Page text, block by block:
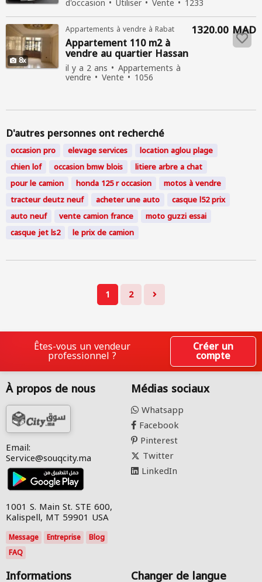
d'occasion Utiliser Vente 1233
personnes consultées
8
Appartements à vendre à Rabat
Appartement 110 m2 à
vendre au quartier Hassan
il y a 2 ans Appartements à
vendre Vente 1056
1320.00 MAD
D'autres personnes ont recherché
occasionpro elevage services
location aglou plage
chien lof
occasionbmw blois
litiere arbre a chat
pour le camion
honda 125 roccasion
motos à vendre
tracteur deutz neuf
acheter une auto
casque l52 prix
auto neuf
vente camion france
moto guzzi essai
casque jet ls2
le prix de camion
1 2
Êtes-vous un vendeur
professionnel ?
Créer un
compte
À propos de nous
Email:
Service@souqcity.ma
1001 S. Main St. STE 600,
Kalispell, MT 59901 USA
Message Entreprise
Blog
FAQ
Médias sociaux
Whatsapp
Facebook
Pinterest
Twitter
LinkedIn
Informations Changer de langue